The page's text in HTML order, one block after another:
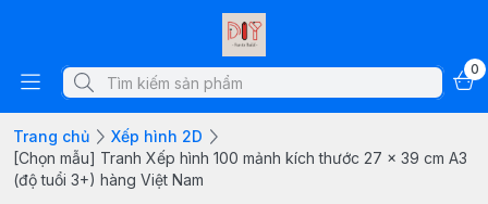
0
Trang chủ
Xếp hình 2D
[Chọn mẫu] Tranh Xếp hình 100 mảnh kích thước 27 x 39 cm A3
(độ tuổi 3+) hàng Việt Nam